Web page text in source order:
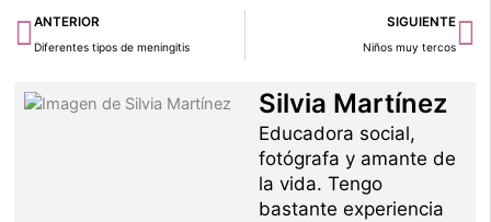
Ant
ANTERIOR
Diferentes tipos de meningitis
SIGUIENTE
Niños muy tercos
Silvia Martínez
Educadora social,
fotógrafa y amante de
la vida. Tengo
bastante experiencia